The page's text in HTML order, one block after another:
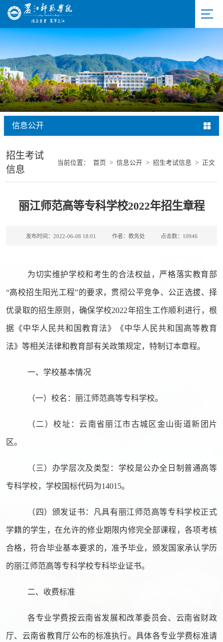
信息公开
招生考试
信息
当前位置： 首页 > 信息公开 > 招生考试信息 > 正文
丽江师范高等专科学校2022年招生章程
发布时间：2022-06-08 18:01 作者：教务处 点击数： 10946
为切实维护学校和考生的合法权益，严格落实教育部
“高校招生阳光工程”的要求，贯彻公平竞争、公正选拔、择
优录取的招生原则，确保学校2022年招生工作顺利进行，根
据《中华人民共和国教育法》《中华人民共和国高等教育
法》等相关法律和教育部有关政策规定，特制订本章程。
一、学校基本情况
（一）校名：丽江师范高等专科学校。
（二）校址：云南省丽江市古城区金山街道新团片
区。
（三）办学层次及类型：学校是公办全日制普通高等
专科学校，学校国标代码为14015。
（四）颁发证书：凡具有丽江师范高等专科学校正式
学籍的学生，在允许的修业期限内修完全部课程，各项考核
合格，符合毕业基本要求的，准予毕业，颁发国家承认学历
的丽江师范高等专科学校专科毕业证书。
二、收费标准
各专业学费按云南省发展和改革委员会、云南省财政
厅、云南省教育厅公布的标准执行。具体各专业学费标准请